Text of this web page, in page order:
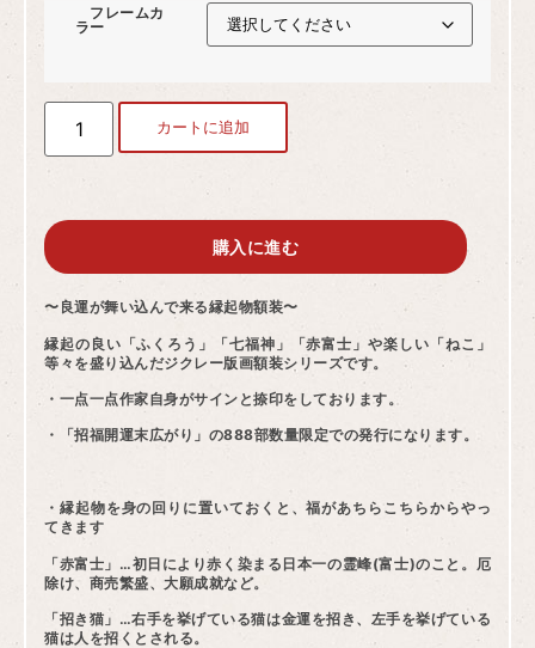
フレームカ
ラー
カートに追加
購入に進む
〜良運が舞い込んで来る縁起物額装〜
縁起の良い「ふくろう」「七福神」「赤富士」や楽しい「ねこ」
等々を盛り込んだジクレー版画額装シリーズです。
・一点一点作家自身がサインと捺印をしております。
・「招福開運末広がり」の888部数量限定での発行になります。
・縁起物を身の回りに置いておくと、福があちらこちらからやっ
てきます
「赤富士」…初日により赤く染まる日本一の霊峰(富士)のこと。厄
除け、商売繁盛、大願成就など。
「招き猫」…右手を挙げている猫は金運を招き、左手を挙げている
猫は人を招くとされる。